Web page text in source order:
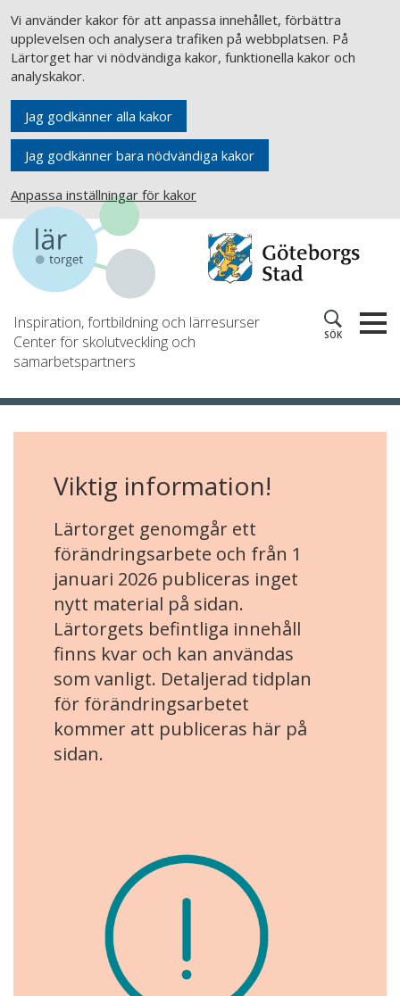
Vi använder kakor för att anpassa innehållet, förbättra
upplevelsen och analysera trafiken på webbplatsen. På
Lärtorget har vi nödvändiga kakor, funktionella kakor och
analyskakor.
Jag godkänner alla kakor
Jag godkänner bara nödvändiga kakor
Anpassa inställningar för kakor
Inspiration, fortbildning och lärresurser
Center för skolutveckling och
samarbetspartners
SÖK
Viktig information!
Lärtorget genomgår ett
förändringsarbete och från 1
januari 2026 publiceras inget
nytt material på sidan.
Lärtorgets befintliga innehåll
finns kvar och kan användas
som vanligt. Detaljerad tidplan
för förändringsarbetet
kommer att publiceras här på
sidan.